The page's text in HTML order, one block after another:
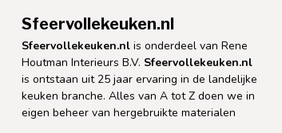
Sfeervollekeuken.nl
Sfeervollekeuken.nl is onderdeel van Rene
Houtman Interieurs B.V. Sfeervollekeuken.nl
is ontstaan uit 25 jaar ervaring in de landelijke
keuken branche. Alles van A tot Z doen we in
eigen beheer van hergebruikte materialen